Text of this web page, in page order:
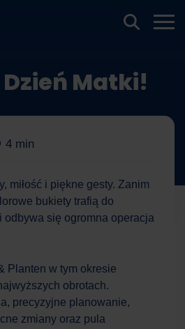
Matki!
4 min
miłość i piękne gesty. Zanim
bukiety trafią do
odbywa się ogromna operacja
Planten w tym okresie
obrotach.
precyzyjne planowanie,
zmiany oraz pula